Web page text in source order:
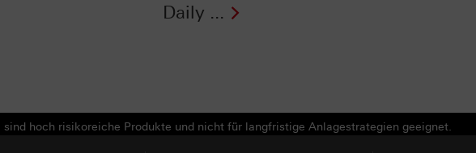
Daily ...
hoch risikoreiche Produkte und nicht für langfristige Anlagestrategien geeignet.